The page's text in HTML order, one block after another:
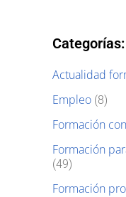
Categorías:
Actualidad
Empleo (8)
Formación
Formación
(49)
Formación